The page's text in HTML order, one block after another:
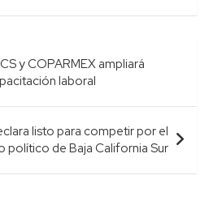
y COPARMEX ampliará
laboral
listo para competir por el
político de Baja California Sur